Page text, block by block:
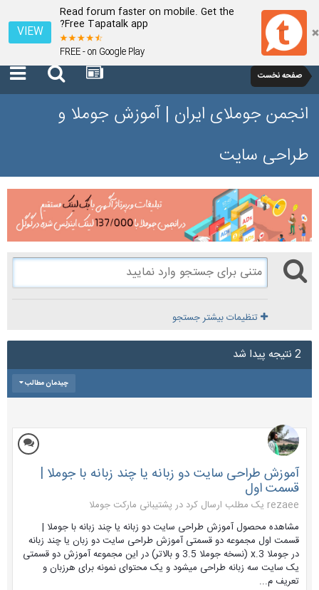
Read forum faster on mobile. Get the
Free Tapatalk app?
FREE - on Google Play
VIEW
صفحه نخست
انجمن جوملای ایران | آموزش جوملا و
طراحی سایت
تنظیمات بیشتر جستجو
2 نتیجه پیدا شد
چیدمان مطالب
آموزش طراحی سایت دو زبانه یا چند زبانه با جوملا |
قسمت اول
rezaee یک مطلب ارسال کرد در
پشتیبانی مارکت جوملا
مشاهده محصول آموزش طراحی سایت دو زبانه یا چند زبانه با جوملا |
قسمت اول مجموعه دو قسمتی آموزش طراحی سایت دو زبان یا چند زبانه
در جوملا 3.x (نسخه جوملا 3.5 و بالاتر) در این مجموعه آموزش دو قسمتی
یک سایت سه زبانه طراحی میشود و یک محتوای نمونه برای هرزبان و
تعریف م...